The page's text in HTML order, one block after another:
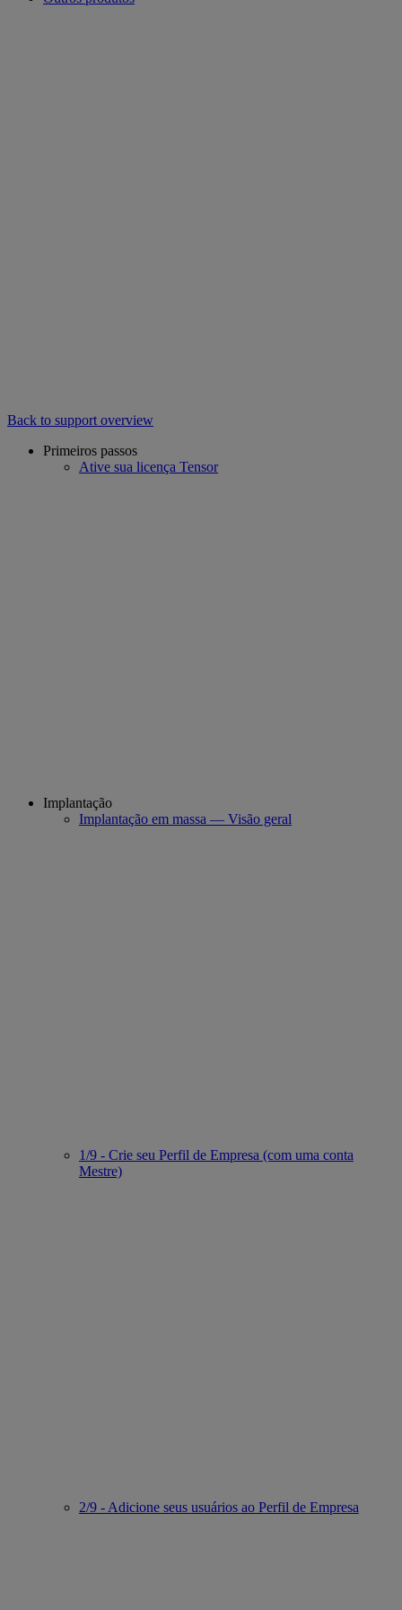
Back to support overview
Primeiros passos
Ative sua licença Tensor
Implantação
Implantação em massa — Visão geral
1/9 - Crie seu Perfil de Empresa (com uma conta
Mestre)
2/9 - Adicione seus usuários ao Perfil de Empresa